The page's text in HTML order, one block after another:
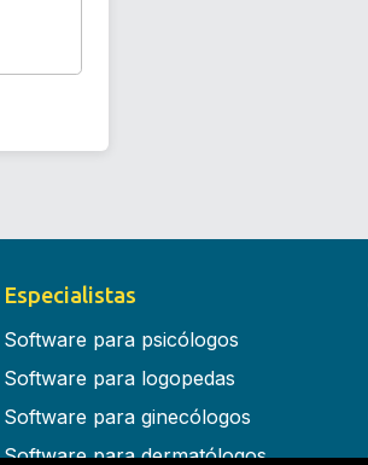
Especialistas
Software para psicólogos
Software para logopedas
Software para ginecólogos
Software para dermatólogos